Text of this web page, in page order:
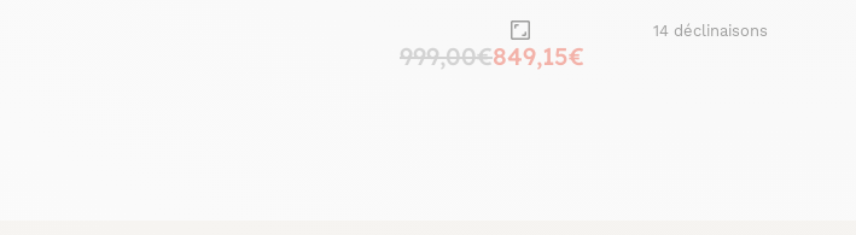
14 déclinaisons
999,00€849,15€